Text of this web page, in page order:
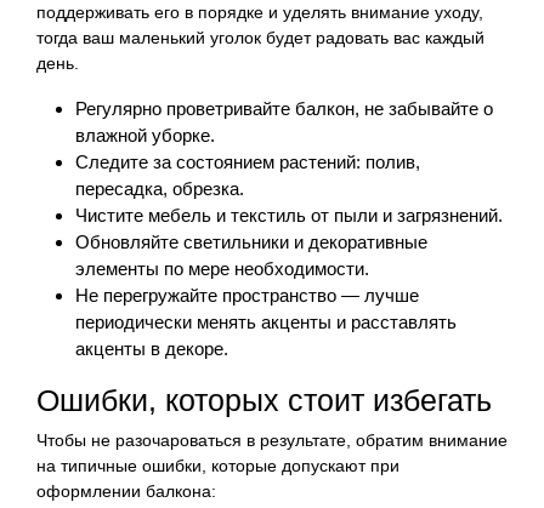
поддерживать его в порядке и уделять внимание уходу,
тогда ваш маленький уголок будет радовать вас каждый
день.
Регулярно проветривайте балкон, не забывайте о
влажной уборке.
Следите за состоянием растений: полив,
пересадка, обрезка.
Чистите мебель и текстиль от пыли и загрязнений.
Обновляйте светильники и декоративные
элементы по мере необходимости.
Не перегружайте пространство — лучше
периодически менять акценты и расставлять
акценты в декоре.
Ошибки, которых стоит избегать
Чтобы не разочароваться в результате, обратим внимание
на типичные ошибки, которые допускают при
оформлении балкона: